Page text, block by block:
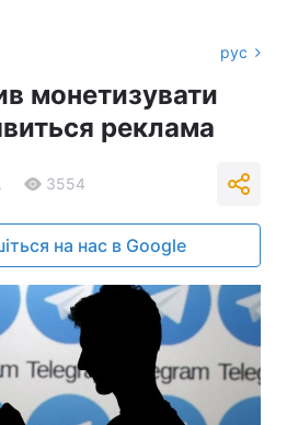
рус
монетизувати
реклама
3554
на нас в Google